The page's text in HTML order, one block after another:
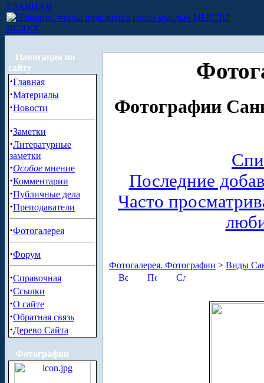
ГЛАВНАЯ
МЫСЛИ
ВСЛУХ
Навигация по
сайту
·Главная
·Материалы
·Новости
·Заметки
·Литературные
заметки
·Особое мнение
·Комментарии
·Публичные дела
·Преподаватели
·Фотогалерея
·Форум
·Справочная
·Ссылки
·О сайте
·Обратная связь
·Дерево Сайта
Фотографии
Фотографии
Последние
Часто
Фотогалерея. Фотографии > Виды